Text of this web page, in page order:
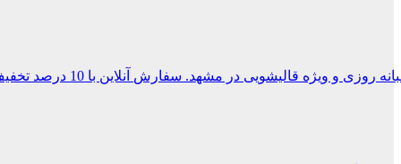
ویژه قالیشویی در مشهد. سفارش آنلاین با 10 درصد تخفیف.